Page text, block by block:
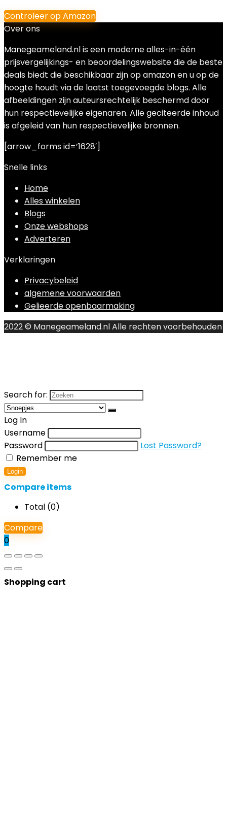
Controleer op Amazon
Over ons
Manegeameland.nl is een moderne alles-in-één
prijsvergelijkings- en beoordelingswebsite die de beste
deals biedt die beschikbaar zijn op amazon en u op de
hoogte houdt via de laatst toegevoegde blogs. Alle
afbeeldingen zijn auteursrechtelijk beschermd door
hun respectievelijke eigenaren. Alle geciteerde inhoud
is afgeleid van hun respectievelijke bronnen.
[arrow_forms id=’1628′]
Snelle links
Home
Alles winkelen
Blogs
Onze webshops
Adverteren
Verklaringen
Privacybeleid
algemene voorwaarden
Gelieerde openbaarmaking
2022 © Manegeameland.nl Alle rechten voorbehouden
Search for:
Log In
Username
Password
Lost Password?
Remember me
Login
Compare items
Total (0)
Compare
0
Shopping cart